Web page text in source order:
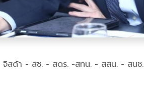
ด้า - สซ. - สดร. -สทน. - สสน. - สน